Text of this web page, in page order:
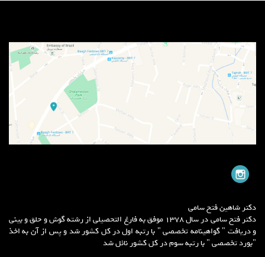
دکتر شاهین فتح سامی
دکتر فتح سامی در سال 1378 موفق به فارغ التحصیلی از رشته گوش و حلق و بینی
و دریافت " گواهینامه تخصصی " با رتبه اول در کل کشور شد و پس از آن به اخذ
"بورد تخصصی " با رتبه سوم در کل کشور نائل شد